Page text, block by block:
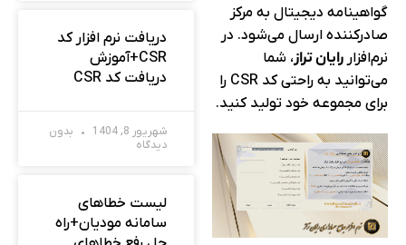
دریافت نرم افزار کد
CSR+آموزش
دریافت کد CSR
شهریور 8, 1404
بدون
دیدگاه
لیست خطاهای
سامانه مودیان+راه
گواهینامه دیجیتال به مرکز
صادرکننده ارسال می‌شود. در
نرم‌افزاررایان تراز، شما
می‌توانید به راحتی کد CSR را
برای مجموعه خود تولید کنید.